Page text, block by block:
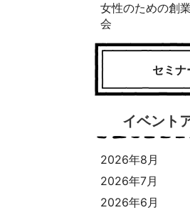
女性のための創
会
セミナ
イベント
2026年8月
2026年7月
2026年6月